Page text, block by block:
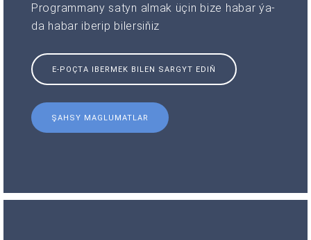
Programmany satyn almak üçin bize habar ýa-
da habar iberip bilersiňiz
E-POÇTA IBERMEK BILEN SARGYT EDIŇ
ŞAHSY MAGLUMATLAR